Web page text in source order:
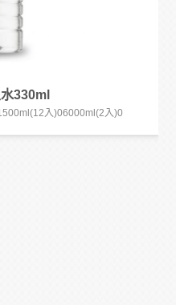
330ml
入)06000ml(2入)0